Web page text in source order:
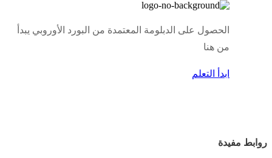
الحصول على الدبلومة المعتمدة من البورد الأوروبي يبدأ
من هنا
ابدأ التعلم
روابط مفيدة